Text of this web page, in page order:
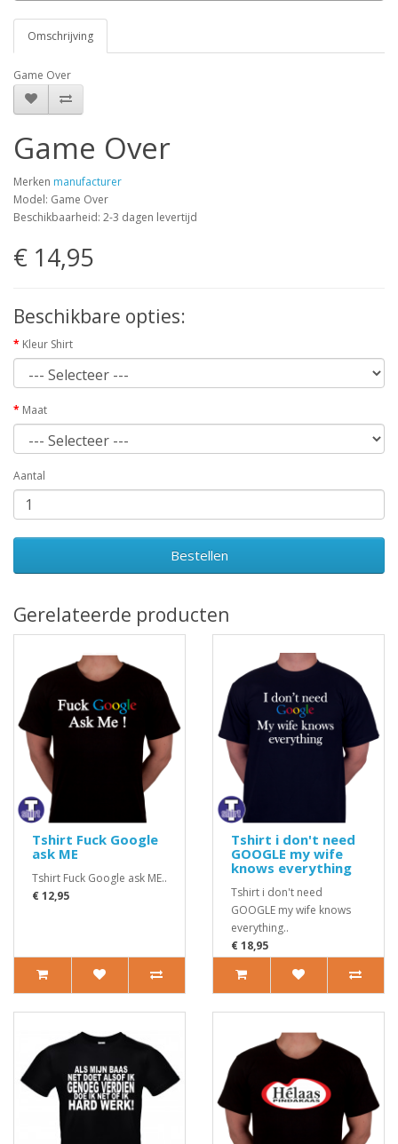
Omschrijving
Game Over
Game Over
Merken manufacturer
Model: Game Over
Beschikbaarheid: 2-3 dagen levertijd
€ 14,95
Beschikbare opties:
Kleur Shirt
Maat
Aantal
Bestellen
Gerelateerde producten
Tshirt Fuck Google
ask ME
Tshirt Fuck Google ask ME..
€ 12,95
Tshirt i don't need
GOOGLE my wife
knows everything
Tshirt i don't need
GOOGLE my wife knows
everything..
€ 18,95